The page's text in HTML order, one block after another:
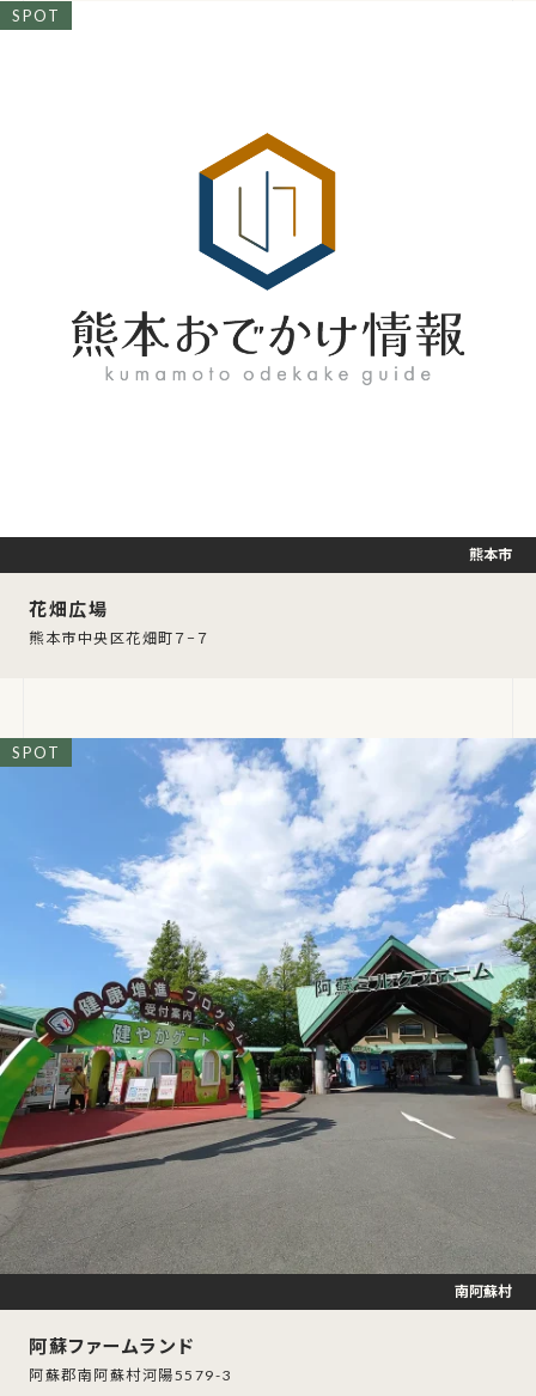
花畑広場
熊本市中央区花畑町７−７
熊本市
阿蘇ファームランド
阿蘇郡南阿蘇村河陽5579-3
南阿蘇村